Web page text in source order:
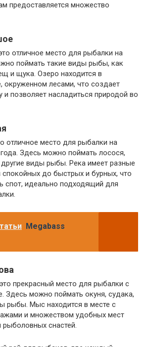
предоставляется множество
отличное место для рыбалки на
поймать такие виды рыбы, как
и щука. Озеро находится в
окруженном лесами, что создает
позволяет насладиться природой во
отличное место для рыбалки на
Здесь можно поймать лосося,
виды рыбы. Река имеет разные
спокойных до быстрых и бурных, что
спот, идеально подходящий для
Megabass
прекрасный место для рыбалки с
Здесь можно поймать окуня, судака,
рыбы. Мыс находится в месте с
и множеством удобных мест
снастей.